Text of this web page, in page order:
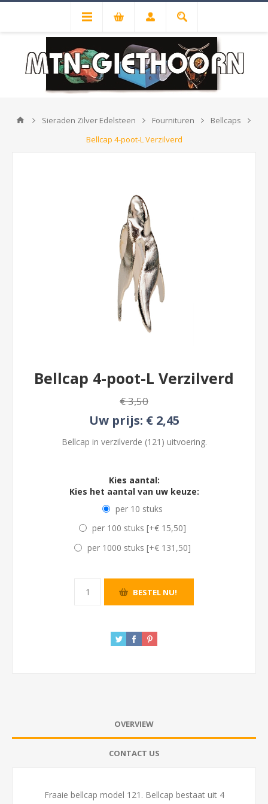
Sieraden Zilver Edelsteen Fournituren
Bellcaps
Bellcap 4-poot-L Verzilverd
Bellcap 4-poot-L Verzilverd
€ 3,50
Uw prijs: € 2,45
Bellcap in verzilverde (121) uitvoering.
Kies aantal:
Kies het aantal van uw keuze:
per 10 stuks
per 100 stuks [+€ 15,50]
per 1000 stuks [+€ 131,50]
OVERVIEW
CONTACT US
Fraaie bellcap model 121. Bellcap bestaat uit 4